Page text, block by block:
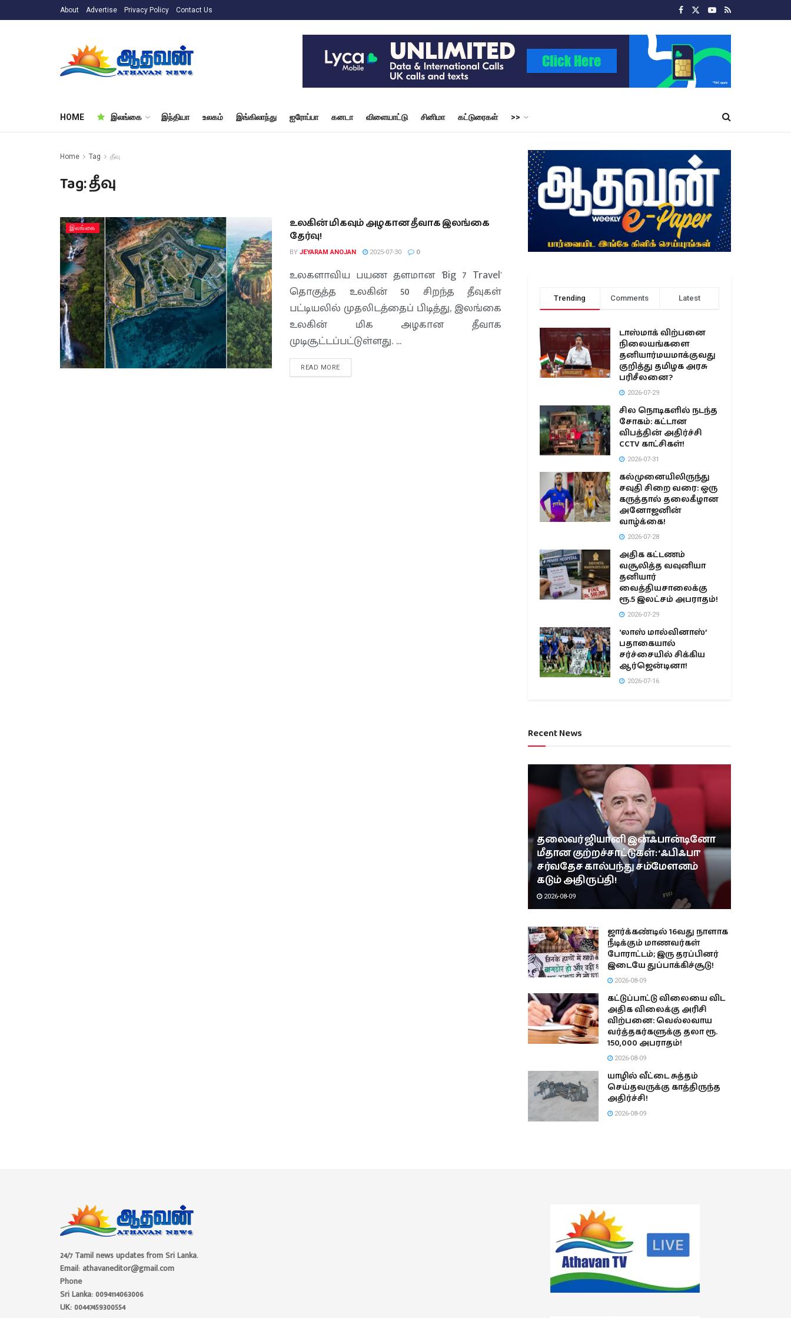
About Advertise Privacy Policy Contact Us
HOME இலங்கை இந்தியா உலகம் இங்கிலாந்து ஐரோப்பா கனடா விளையாட்டு சினிமா கட்டுரைகள் >>
Home Tag தீவு
Tag:தீவு
இலங்கை
உலகின் மிகவும் அழகான தீவாக இலங்கை
தேர்வு!
BY JEYARAM ANOJAN 2025-07-30 0
உலகளாவிய பயண தளமான 'Big 7 Travel'
தொகுத்த உலகின் 50 சிறந்த தீவுகள்
பட்டியலில் முதலிடத்தைப் பிடித்து, இலங்கை
உலகின் மிக அழகான தீவாக
முடிசூட்டப்பட்டுள்ளது. ...
READ MORE
Trending Comments Latest
டாஸ்மாக் விற்பனை
நிலையங்களை
தனியார்மயமாக்குவது
குறித்து தமிழக அரசு
பரிசீலனை?
2026-07-29
சில நொடிகளில் நடந்த
சோகம்: கட்டான
விபத்தின் அதிர்ச்சி
CCTV காட்சிகள்!
2026-07-31
கல்முனையிலிருந்து
சவுதி சிறை வரை: ஒரு
கருத்தால் தலைகீழான
அனோஜனின்
வாழ்க்கை!
2026-07-28
அதிக கட்டணம்
வசூலித்த வவுனியா
தனியார்
வைத்தியசாலைக்கு
ரூ.5 இலட்சம் அபராதம்!
2026-07-29
‘லாஸ் மால்வினாஸ்’
பதாகையால்
சர்ச்சையில் சிக்கிய
ஆர்ஜென்டினா!
2026-07-16
Recent News
தலைவர் ஜியானி இன்ஃபான்டினோ
மீதான குற்றச்சாட்டுகள்: ‘ஃபிஃபா’
சர்வதேச கால்பந்து சம்மேளனம்
கடும் அதிருப்தி!
2026-08-09
ஜார்க்கண்டில் 16வது நாளாக
நீடிக்கும் மாணவர்கள்
போராட்டம்; இரு தரப்பினர்
இடையே துப்பாக்கிச்சூடு!
2026-08-09
கட்டுப்பாட்டு விலையை விட
அதிக விலைக்கு அரிசி
விற்பனை: வெல்லவாய
வர்த்தகர்களுக்கு தலா ரூ.
150,000 அபராதம்!
2026-08-09
யாழில் வீட்டை சுத்தம்
செய்தவருக்கு காத்திருந்த
அதிர்ச்சி!
2026-08-09
24/7 Tamil news updates from Sri Lanka.
Email: athavaneditor@gmail.com
Phone
Sri Lanka: 0094114063006
UK: 00447459300554